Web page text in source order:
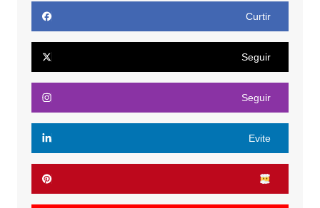
Curtir
Seguir
Seguir
Evite